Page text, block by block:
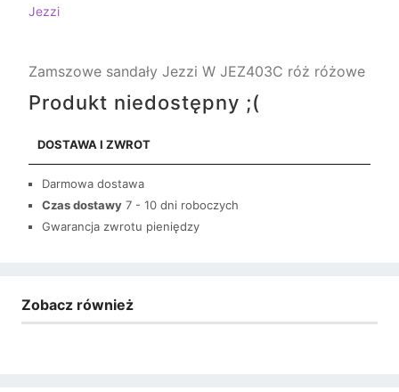
Jezzi
Zamszowe sandały Jezzi W JEZ403C róż różowe
Produkt niedostępny ;(
DOSTAWA I ZWROT
Darmowa dostawa
Czas dostawy 7 - 10 dni roboczych
Gwarancja zwrotu pieniędzy
Zobacz również